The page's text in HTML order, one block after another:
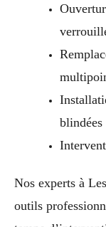
blindées
Nos experts à
outils